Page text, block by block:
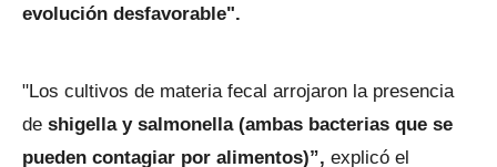
evolución desfavorable".
"Los cultivos de materia fecal arrojaron la presencia
de shigella y salmonella (ambas bacterias que se
pueden contagiar por alimentos)”, explicó el